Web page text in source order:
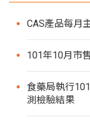
CAS產品每月
101年10月市
食藥局執行
測檢驗結果